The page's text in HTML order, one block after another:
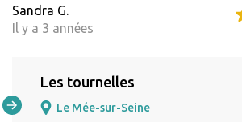
Sandra G.
Il y a 3 années
Les tournelles
Le Mée-sur-Seine